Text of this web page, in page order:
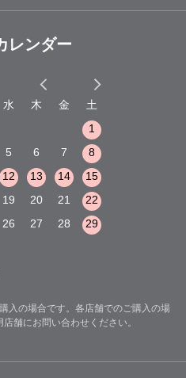
レンダー
水 木 金
土
1
5 6 7
8
12 13 14
15
19 20 21
22
26 27 28
29
入の場合です。各店舗でのご購入の場
舗にお問い合わせください。